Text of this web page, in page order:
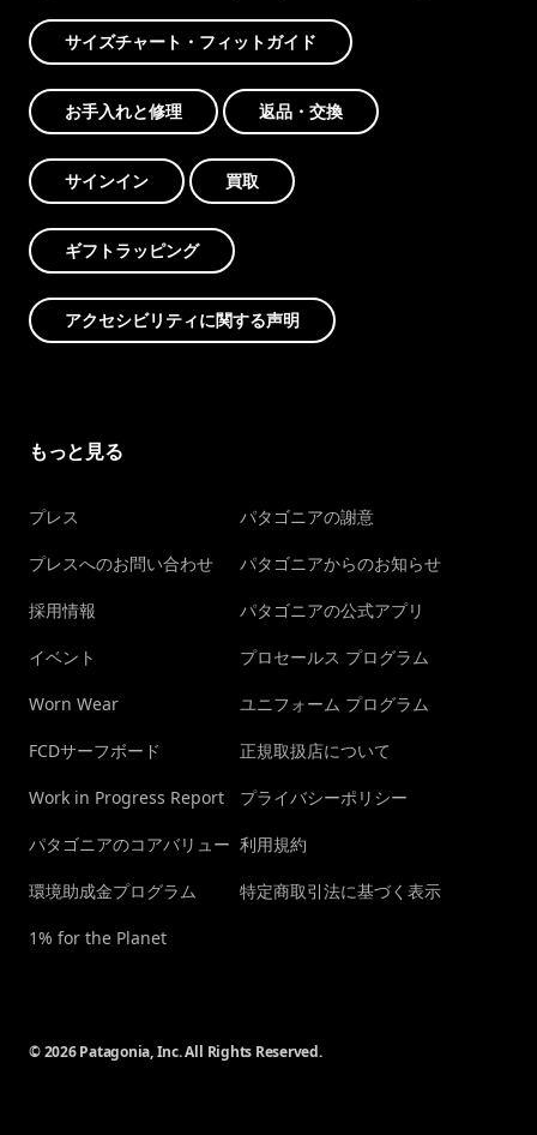
サイズチャート・フィットガイド
お手入れと修理 返品・交換
サインイン 買取
ギフトラッピング
アクセシビリティに関する声明
もっと見る
プレス
プレスへのお問い合わせ
採用情報
イベント
Worn Wear
FCDサーフボード
Work in Progress Report
パタゴニアのコアバリュー
環境助成金プログラム
1% for the Planet
パタゴニアの謝意
パタゴニアからのお知らせ
パタゴニアの公式アプリ
プロセールス プログラム
ユニフォーム プログラム
正規取扱店について
プライバシーポリシー
利用規約
特定商取引法に基づく表示
© 2026 Patagonia, Inc. All Rights Reserved.